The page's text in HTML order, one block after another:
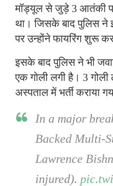
मॉड्यूल से जुड़े 3 आतंकी
था। जिसके बाद पुलिस ने
पर उन्होंने फायरिंग शुरू
इसके बाद पुलिस ने भी
एक गोली लगी है। 3
अस्पताल में भर्ती कराया
In a major
Backed Multi-
Lawrence
injured).